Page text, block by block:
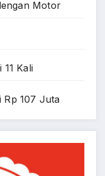
Motor
Kali
Rp 107 Juta